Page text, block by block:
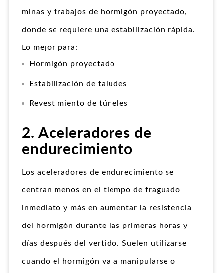
minas y trabajos de hormigón proyectado,
donde se requiere una estabilización rápida.
Lo mejor para:
Hormigón proyectado
Estabilización de taludes
Revestimiento de túneles
2. Aceleradores de
endurecimiento
Los aceleradores de endurecimiento se
centran menos en el tiempo de fraguado
inmediato y más en aumentar la resistencia
del hormigón durante las primeras horas y
días después del vertido. Suelen utilizarse
cuando el hormigón va a manipularse o